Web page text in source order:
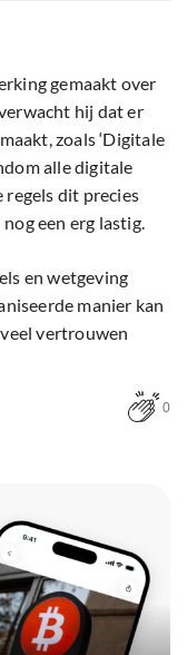
gemaakt over
hij dat er
zoals ‘Digitale
alle digitale
regels dit precies
een erg lastig.
en wetgeving
manier kan
vertrouwen
0